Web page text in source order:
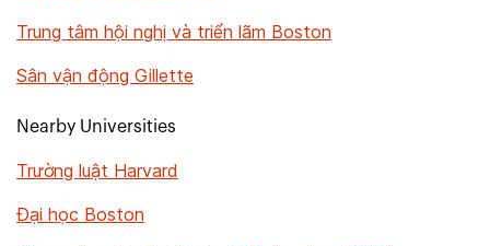
Trung tâm hội nghị và triển lãm Boston
Sân vận động Gillette
Nearby Universities
Trường luật Harvard
Đại học Boston